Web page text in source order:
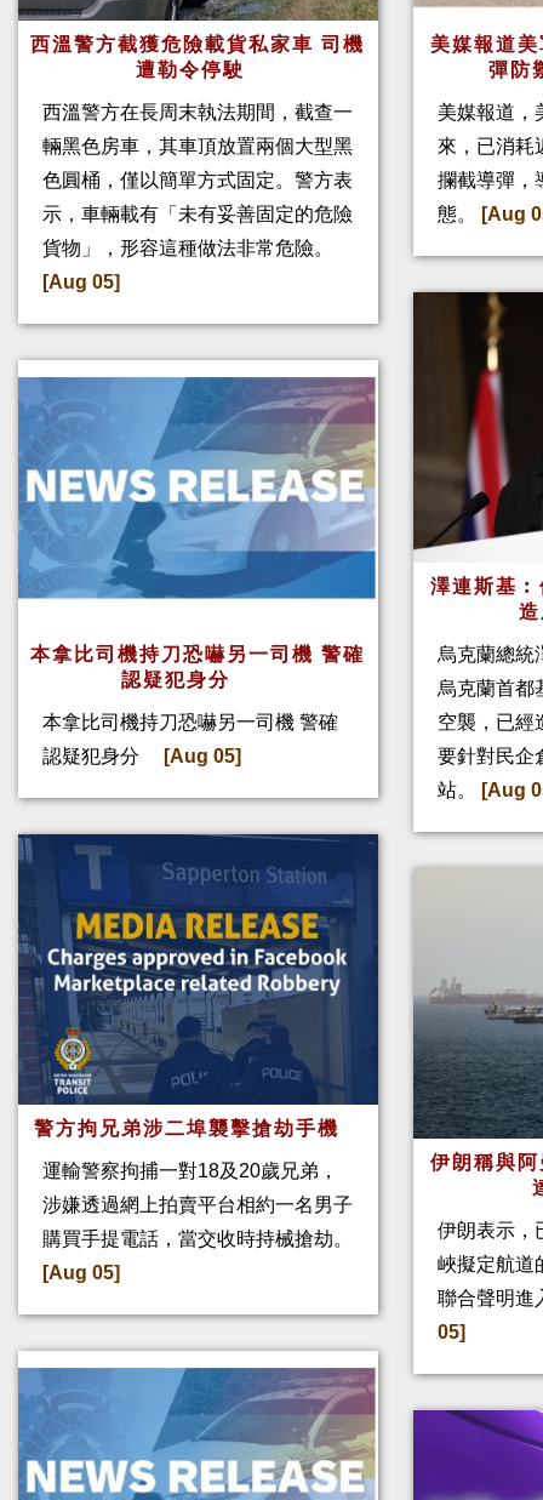
西溫警方截獲危險載貨私家車 司機
遭勒令停駛
西溫警方在長周末執法期間，截查一
輛黑色房車，其車頂放置兩個大型黑
色圓桶，僅以簡單方式固定。警方表
示，車輛載有「未有妥善固定的危險
貨物」，形容這種做法非常危險。
[Aug 05]
本拿比司機持刀恐嚇另一司機 警確
認疑犯身分
本拿比司機持刀恐嚇另一司機 警確
認疑犯身分
[Aug 05]
警方拘兄弟涉二埠襲擊搶劫手機
運輸警察拘捕一對18及20歲兄弟，
涉嫌透過網上拍賣平台相約一名男子
購買手提電話，當交收時持械搶劫。
[Aug 05]
美媒報道
彈防
美媒報道，
來，已消耗
攔截導彈，
態。
[Aug
澤連斯基
烏克蘭總統
烏克蘭首都
空襲，已經
要針對民企
站。
[Aug
伊朗稱與
伊朗表示，
峽擬定航道
聯合聲明進
05]